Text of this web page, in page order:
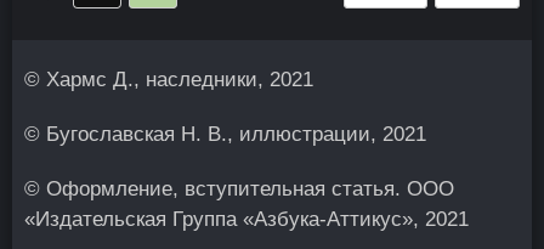
© Хармс Д., наследники, 2021
© Бугославская Н. В., иллюстрации, 2021
© Оформление, вступительная статья. ООО
«Издательская Группа «Азбука-Аттикус», 2021